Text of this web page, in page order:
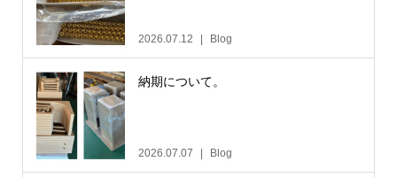
2026.07.12 Blog
納期について。
2026.07.07 Blog